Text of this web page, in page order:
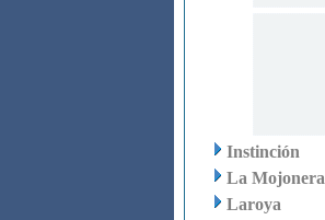
Instinción
La Mojonera
Laroya